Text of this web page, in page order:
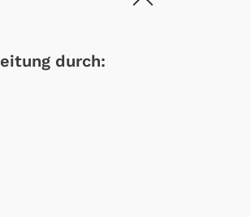
durch: